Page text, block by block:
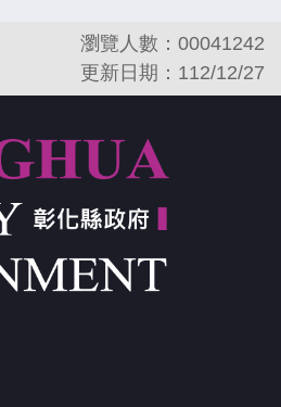
瀏覽人數：00041242
更新日期：112/12/27